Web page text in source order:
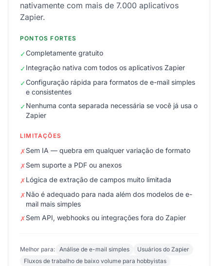
nativamente com mais de 7.000 aplicativos
Zapier.
PONTOS FORTES
✓Completamente gratuito
✓Integração nativa com todos os aplicativos Zapier
✓Configuração rápida para formatos de e-mail simples
e consistentes
✓Nenhuma conta separada necessária se você já usa o
Zapier
LIMITAÇÕES
✗Sem IA — quebra em qualquer variação de formato
✗Sem suporte a PDF ou anexos
✗Lógica de extração de campos muito limitada
✗Não é adequado para nada além dos modelos de e-
mail mais simples
✗Sem API, webhooks ou integrações fora do Zapier
Melhor para: Análise de e-mail simples
Usuários do Zapier
Fluxos de trabalho de baixo volume para hobbyistas